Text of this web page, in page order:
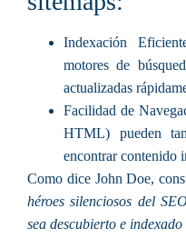
Indexación
motores de
actualizadas
Facilidad de
HTML) pueden
encontrar contenido
Como dice John Doe,
héroes silenciosos del
sea descubierto e indexado